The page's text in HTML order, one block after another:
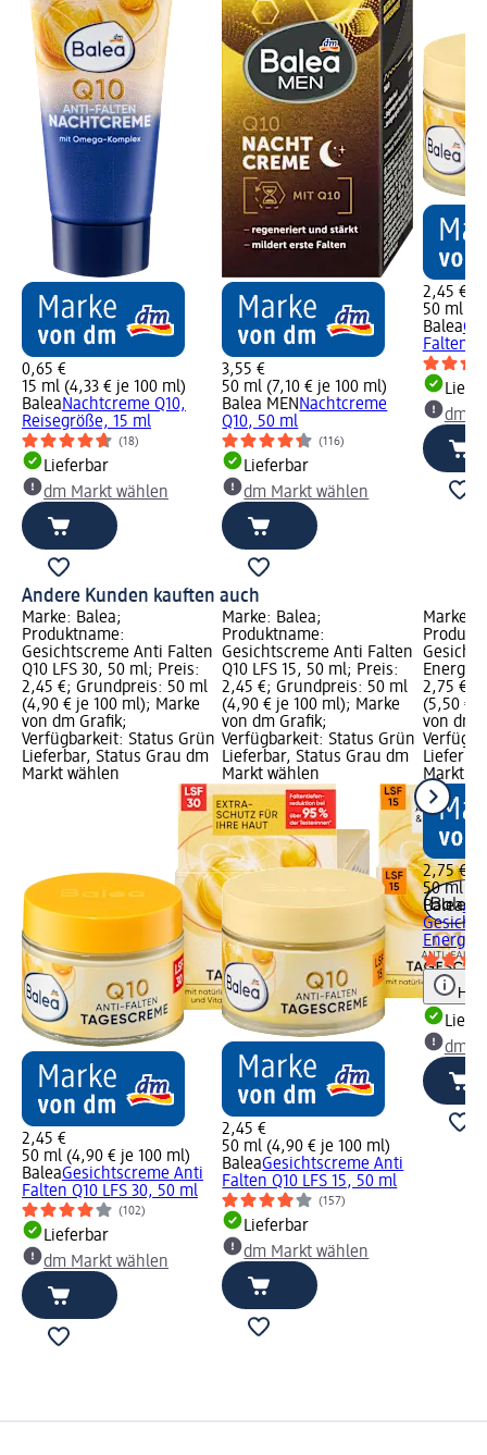
0,65 €
15 ml (4,33 € je 100 ml)
BaleaNachtcreme Q10,
Reisegröße, 15 ml
(18)
Lieferbar
dm Markt wählen
3,55 €
50 ml (7,10 € je 100 ml)
Balea MEN Nachtcreme
Q10, 50 ml
(116)
Lieferbar
dm Markt wählen
2,45 €
50 ml
Balea
Falten
dm
Andere Kunden kauften auch
Marke: Balea;
Produktname:
Gesichtscreme Anti Falten
Q10 LFS 30, 50 ml; Preis:
2,45 €; Grundpreis: 50 ml
(4,90 € je 100 ml); Marke
von dm Grafik;
Verfügbarkeit: Status Grün
Lieferbar, Status Grau dm
Markt wählen
2,45 €
50 ml (4,90 € je 100 ml)
BaleaGesichtscreme Anti
Falten Q10 LFS 30, 50 ml
(102)
Lieferbar
dm Markt wählen
Marke: Balea;
Produktname:
Gesichtscreme Anti Falten
Q10 LFS 15, 50 ml; Preis:
2,45 €; Grundpreis: 50 ml
(4,90 € je 100 ml); Marke
von dm Grafik;
Verfügbarkeit: Status Grün
Lieferbar, Status Grau dm
Markt wählen
2,45 €
50 ml (4,90 € je 100 ml)
BaleaGesichtscreme Anti
Falten Q10 LFS 15, 50 ml
(157)
Lieferbar
dm Markt wählen
Marke:
Energy
2,75 €;
(5,50 €
von dm
Markt
2,75 €
50 ml
Balea
Energy
dm